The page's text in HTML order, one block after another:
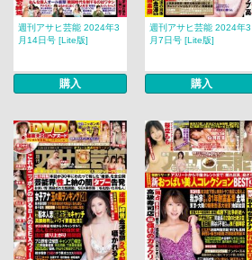
週刊アサヒ芸能 2024年3
月14日号 [Lite版]
購入
週刊アサヒ芸能 2024年3
月7日号 [Lite版]
購入